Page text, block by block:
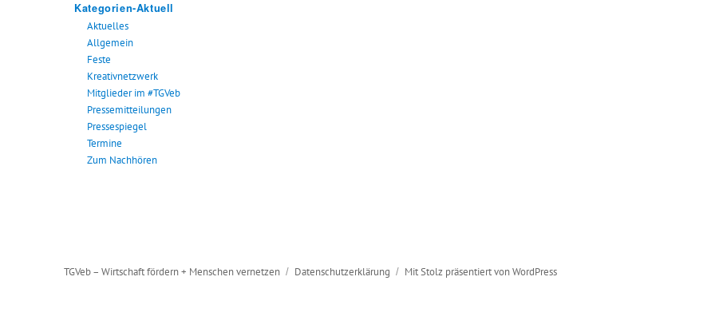
Kategorien-Aktuell
Aktuelles
Allgemein
Feste
Kreativnetzwerk
Mitglieder im #TGVeb
Pressemitteilungen
Pressespiegel
Termine
Zum Nachhören
TGVeb – Wirtschaft fördern + Menschen vernetzen Datenschutzerklärung Mit Stolz präsentiert von WordPress